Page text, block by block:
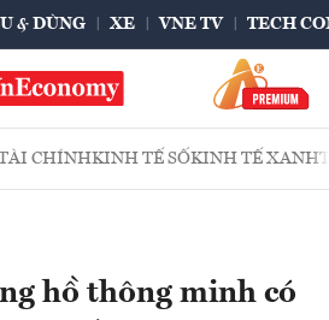
& DÙNG XE VNE TV TECH
CHÍNHKINH TẾ SỐKINH TẾ XANH
hồ thông minh có